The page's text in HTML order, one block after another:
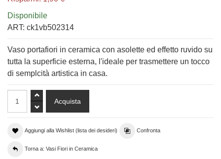
Disponibile
ART: ck1vb502314
Vaso portafiori in ceramica con asolette ed effetto ruvido su
tutta la superficie esterna, l'ideale per trasmettere un tocco
di semplcità artistica in casa.
Aggiungi alla Wishlist (lista dei desideri) Confronta
Torna a: Vasi Fiori in Ceramica